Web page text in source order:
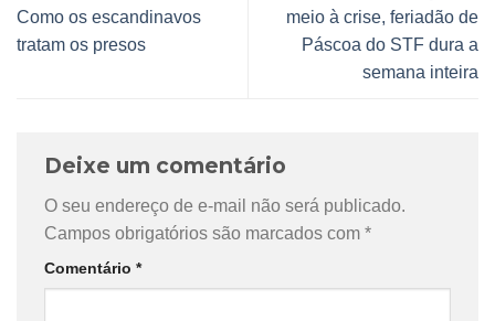
Como os escandinavos
tratam os presos
meio à crise, feriadão de
Páscoa do STF dura a
semana inteira
Deixe um comentário
O seu endereço de e-mail não será publicado.
Campos obrigatórios são marcados com *
Comentário *